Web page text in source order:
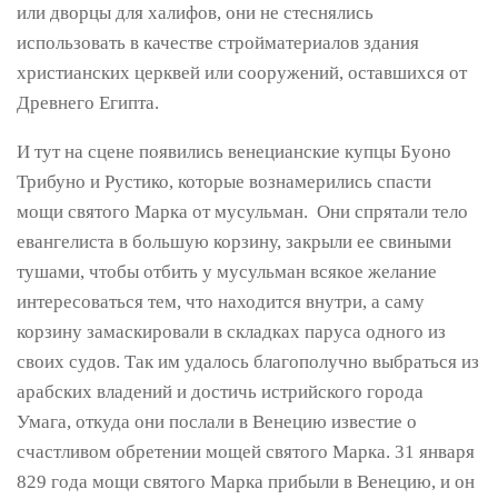
или дворцы для халифов, они не стеснялись
использовать в качестве стройматериалов здания
христианских церквей или сооружений, оставшихся от
Древнего Египта.
И тут на сцене появились венецианские купцы Буоно
Трибуно и Рустико, которые вознамерились спасти
мощи святого Марка от мусульман. Они спрятали тело
евангелиста в большую корзину, закрыли ее свиными
тушами, чтобы отбить у мусульман всякое желание
интересоваться тем, что находится внутри, а саму
корзину замаскировали в складках паруса одного из
своих судов. Так им удалось благополучно выбраться из
арабских владений и достичь истрийского города
Умага, откуда они послали в Венецию известие о
счастливом обретении мощей святого Марка. 31 января
829 года мощи святого Марка прибыли в Венецию, и он